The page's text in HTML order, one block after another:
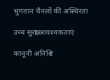
भुगतान चैनलों की अस्थिरता
उच्च सुरक्षा आवश्यकताएं
कानूनी अनिश्चि